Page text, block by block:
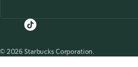
© 2026 Starbucks Corporation.